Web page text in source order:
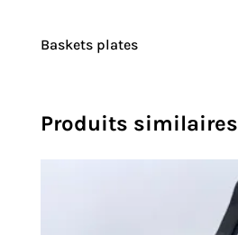
Baskets plates
Produits similaires